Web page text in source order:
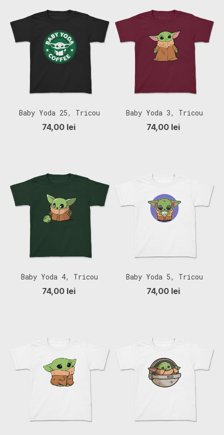
Baby Yoda 25, Tricou
Copii
74,00 lei
Baby Yoda 3, Tricou
Copii
74,00 lei
Baby Yoda 4, Tricou
Copii
74,00 lei
Baby Yoda 5, Tricou
Copii
74,00 lei